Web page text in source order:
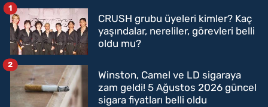
CRUSH grubu üyeleri kimler? Kaç
yaşındalar, nereliler, görevleri belli
oldu mu?
1
Winston, Camel ve LD sigaraya
zam geldi! 5 Ağustos 2026 güncel
sigara fiyatları belli oldu
2